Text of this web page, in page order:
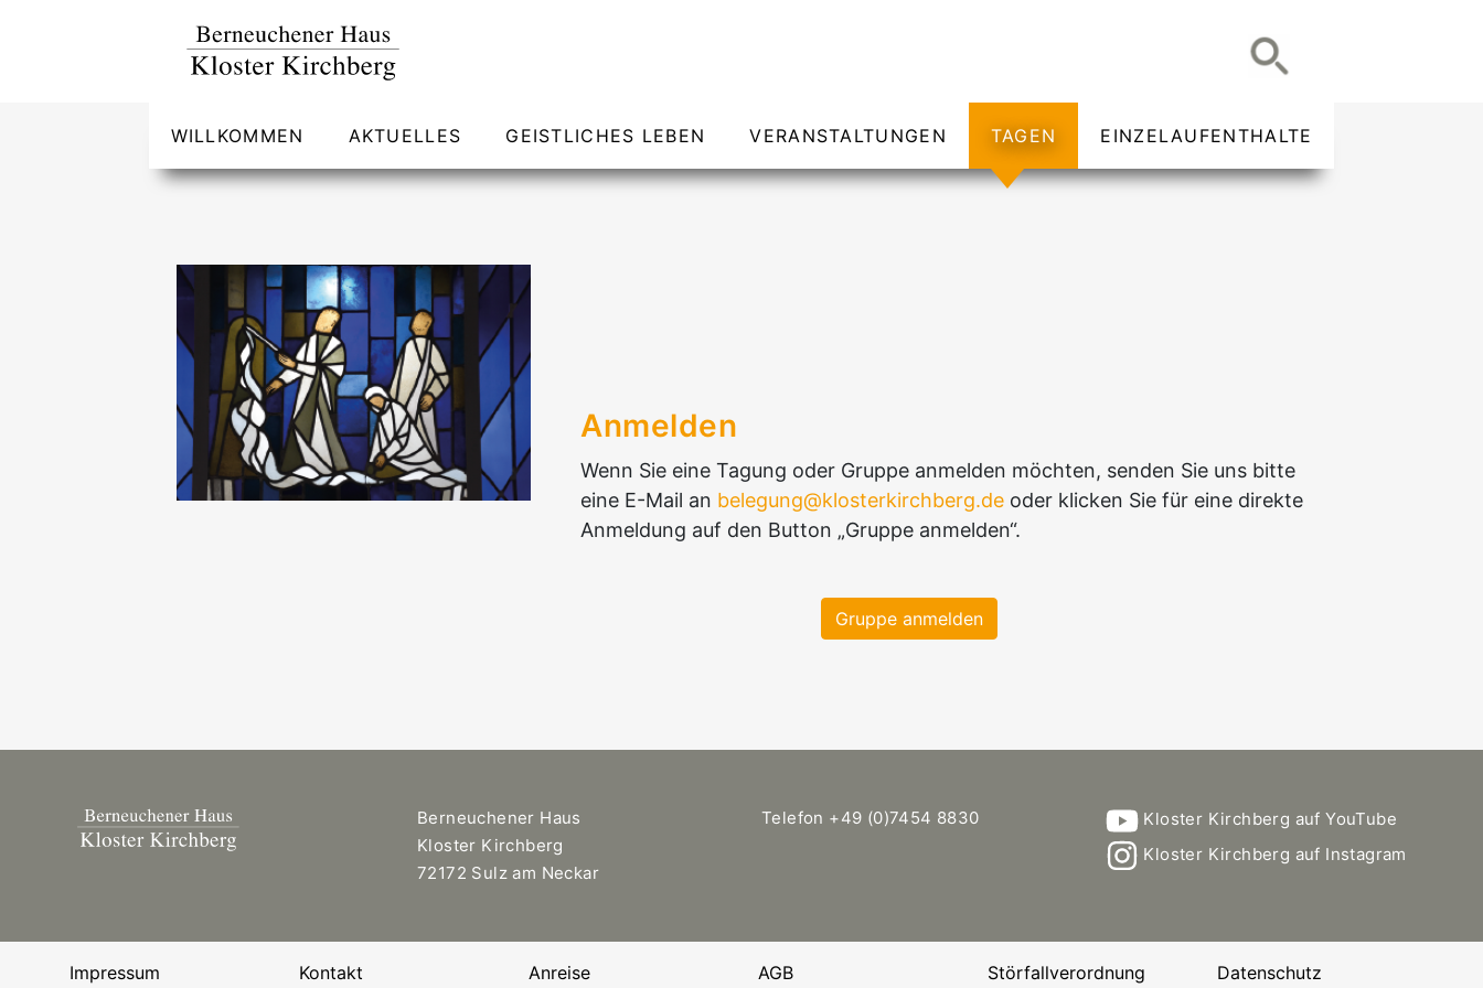
WILLKOMMEN AKTUELLES GEISTLICHES LEBEN VERANSTALTUNGEN TAGEN EINZELAUFENTHALTE
Anmelden
Wenn Sie eine Tagung oder Gruppe anmelden möchten, senden Sie uns bitte
eine E-Mail an belegung@klosterkirchberg.de oder klicken Sie für eine direkte
Anmeldung auf den Button „Gruppe anmelden“.
Gruppe anmelden
Berneuchener Haus
Kloster Kirchberg
72172 Sulz am Neckar
Telefon +49 (0)7454 8830
Kloster Kirchberg auf YouTube
Kloster Kirchberg auf Instagram
Impressum Kontakt Anreise AGB Störfallverordnung Datenschutz